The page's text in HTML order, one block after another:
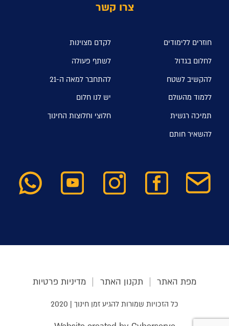
צרו קשר
חוזרים ללימודים
לקדם מצוינות
לחלום בגדול
לשתף פעולה
להקשיב לשטח
להתחבר למאה ה-21
ללמוד מהעולם
יש לנו חלום
תמיכה רגשית
חלוצי וחלוצות החינוך
להשאיר חותם
מפת האתר תקנון האתר מדיניות פרטיות
כל הזכויות שמורות להגיע זמן חינוך | 2020